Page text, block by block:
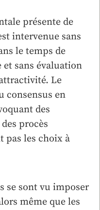
présente de
intervenue sans
le temps de
sans évaluation
Le
consensus en
des
procès
pas les choix à
se sont vu imposer
même que les